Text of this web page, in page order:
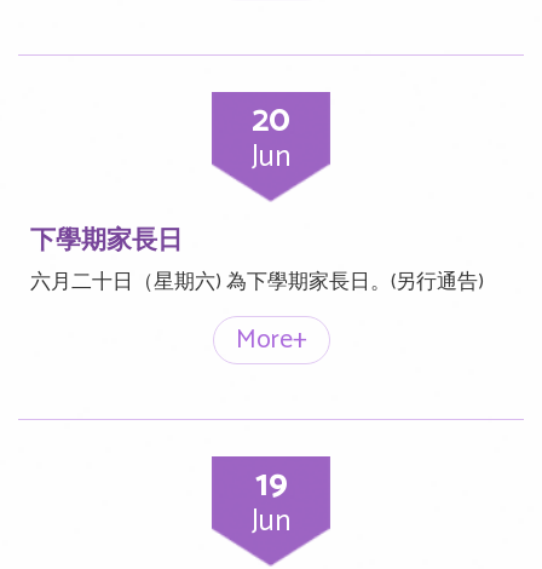
20
Jun
下學期家長日
六月二十日（星期六) 為下學期家長日。(另行通告)
More+
19
Jun